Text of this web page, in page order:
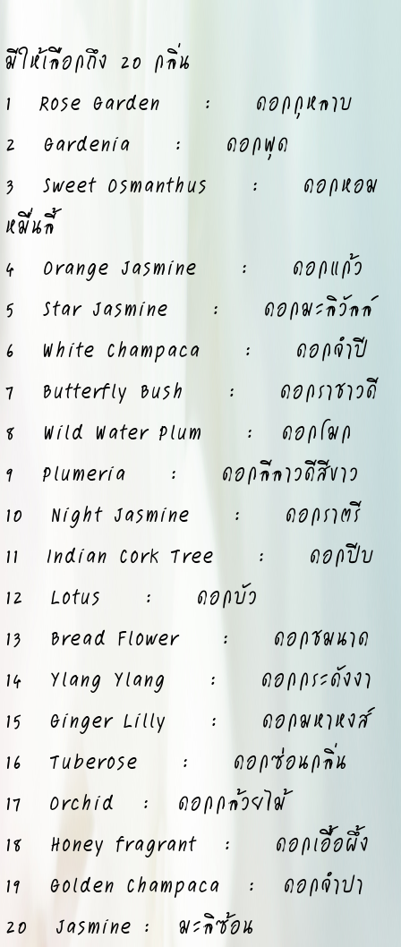
มีให้เลือกถึง 20 กลิ่น
1 Rose Garden : ดอกกุหลาบ
2 Gardenia : ดอกพุด
3 Sweet Osmanthus : ดอกหอม
หมื่นลี้
4 Orange Jasmine : ดอกแก้ว
5 Star Jasmine : ดอกมะลิวัลล์
6 White Champaca : ดอกจำปี
7 Butterfly Bush : ดอกราชาวดี
8 Wild Water Plum : ดอกโมก
9 Plumeria : ดอกลีลาวดีสีขาว
10 Night Jasmine : ดอกราตรี
11 Indian Cork Tree : ดอกปีบ
12 Lotus : ดอกบัว
13 Bread Flower : ดอกชมนาด
14 Ylang Ylang : ดอกกระดังงา
15 Ginger Lilly : ดอกมหาหงส์
16 Tuberose : ดอกซ่อนกลิ่น
17 Orchid : ดอกกล้วยไม้
18 Honey fragrant : ดอกเอื้อผึ้ง
19 Golden Champaca : ดอกจำปา
20 Jasmine : มะลิซ้อน